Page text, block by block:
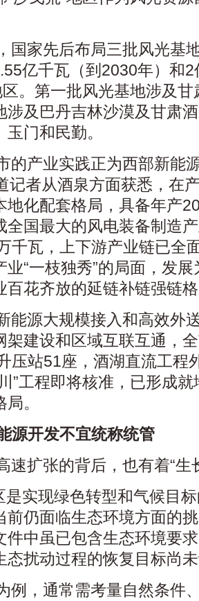
国家先后布局三批风光基
亿千瓦（到2030年）和
区。第一批风光基地涉及
涉及巴丹吉林沙漠及甘肃
门和民勤。
的产业实践正为西部新能
记者从酒泉方面获悉，在
地化配套格局，具备年产
全国最大的风电装备制造
千瓦，上下游产业链已全
业“一枝独秀”的局面，发
百花齐放的延链补链强链
能源大规模接入和高效外
架建设和区域互联互通，
压站51座，酒湖直流工程
”工程即将核准，已形成
。
源开发不宜统称统管
速扩张的背后，也有着“生
是实现绿色转型和气候目
前仍面临生态环境方面的
件中虽已包含生态环境要
态扰动过程的恢复目标尚
例，通常需考量自然条件